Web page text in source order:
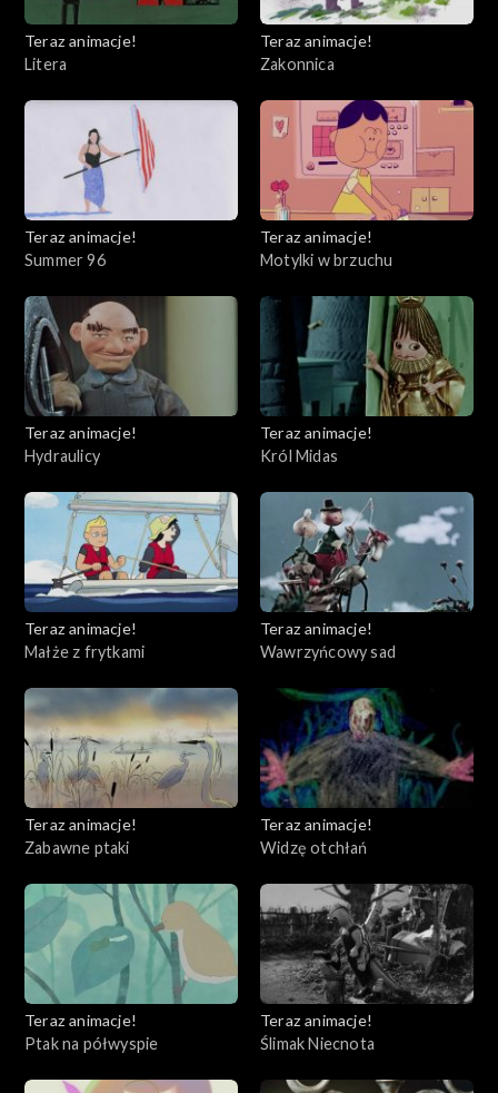
Teraz animacje!
Litera
Teraz animacje!
Zakonnica
Teraz animacje!
Summer 96
Teraz animacje!
Motylki w brzuchu
Teraz animacje!
Hydraulicy
Teraz animacje!
Król Midas
Teraz animacje!
Małże z frytkami
Teraz animacje!
Wawrzyńcowy sad
Teraz animacje!
Zabawne ptaki
Teraz animacje!
Widzę otchłań
Teraz animacje!
Ptak na półwyspie
Teraz animacje!
Ślimak Niecnota